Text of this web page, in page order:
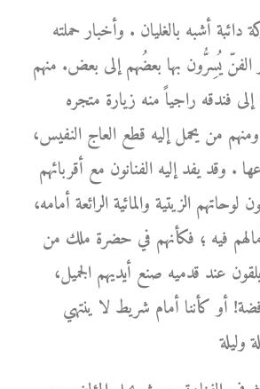
دائبة أشبه بالغليان . وأخبار حملته
يُسِرُّون بها بعضُهم إلى بعض. منهم
فندقه راجياً منه زيارة متجره
من يحمل إليه قطع العاج النفيس،
. وقد يفد إليه الفنانون مع أقربائهم
الزيتية والمائية الرائعة أمامه،
فيه ؛ فكأنهم في حضرة ملك من
عند قدميه صنع أيديهم الجميل،
أو كأننا أمام شريط لا ينتهي